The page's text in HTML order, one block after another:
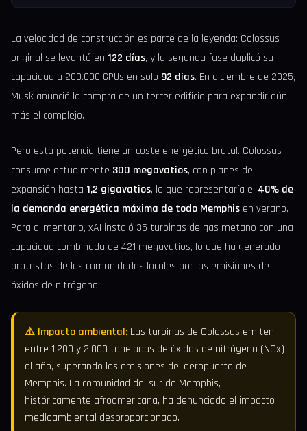
La velocidad de construcción es parte de la leyenda: Colossus
original se levantó en 122 días, y la segunda fase duplicó su
capacidad a 200.000 GPUs en solo 92 días. En diciembre de 2025,
Musk anunció la compra de un tercer edificio para expandir aún
más el complejo.
Pero esta potencia tiene un coste energético brutal. Colossus
consume actualmente 300 megavatios, con planes de
expansión hasta 1,2 gigavatios, lo que representaría el 40% de
la demanda energética máxima de todo Memphis en verano.
Para alimentarlo, xAI instaló 35 turbinas de gas metano con una
capacidad combinada de 421 megavatios, lo que ha generado
protestas de las comunidades locales por las emisiones de
óxidos de nitrógeno.
⚠️ Impacto ambiental: Las turbinas de Colossus emiten
entre 1.200 y 2.000 toneladas de óxidos de nitrógeno (NOx)
al año, superando las emisiones del aeropuerto de
Memphis. La comunidad del sur de Memphis,
históricamente afroamericana, ha denunciado el impacto
medioambiental desproporcionado.